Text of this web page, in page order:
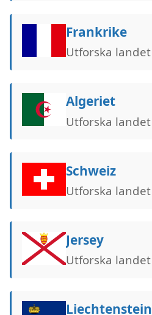
Frankrike
Utforska landet
Algeriet
Utforska landet
Schweiz
Utforska landet
Jersey
Utforska landet
Liechtenstein